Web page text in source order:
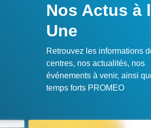
Nos Actus à
Une
Retrouvez les informations
centres, nos actualités, nos
événements à venir, ainsi
temps forts PROMEO